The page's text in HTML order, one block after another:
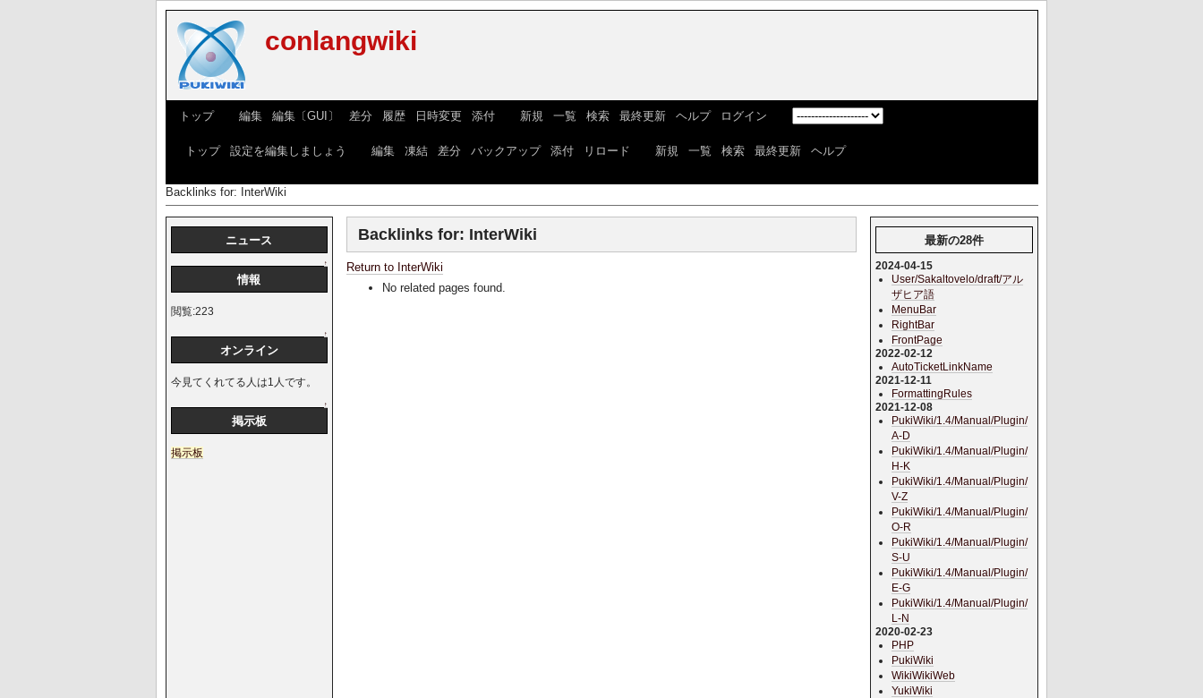
conlangwiki
トップ] [ 編集| 編集〔GUI〕 差分 履歴| 日時変更 添付] [ 新規 一覧 検索| 最終更新| ヘルプ| ログイン
トップ| 設定を編集しましょう 編集| 凍結| 差分 バックアップ| 添付| リロード 新規 一覧 検索| 最終更新| ヘルプ]
Backlinks for: InterWiki
Backlinks for: InterWiki
Return to InterWiki
No related pages found.
ニュース
↑
情報
閲覧:223
↑
オンライン
今見てくれてる人は1人です。
↑
掲示板
掲示板
最新の28件
2024-04-15
User/Sakaltovelo/draft/アル
ザヒア語
MenuBar
RightBar
FrontPage
2022-02-12
AutoTicketLinkName
2021-12-11
FormattingRules
2021-12-08
PukiWiki/1.4/Manual/Plugin/
A-D
PukiWiki/1.4/Manual/Plugin/
H-K
PukiWiki/1.4/Manual/Plugin/
V-Z
PukiWiki/1.4/Manual/Plugin/
O-R
PukiWiki/1.4/Manual/Plugin/
S-U
PukiWiki/1.4/Manual/Plugin/
E-G
PukiWiki/1.4/Manual/Plugin/
L-N
2020-02-23
PHP
PukiWiki
WikiWikiWeb
YukiWiki